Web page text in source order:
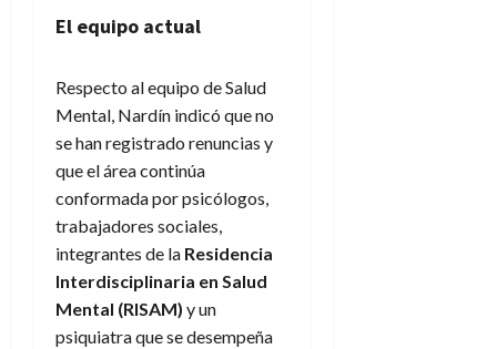
El equipo actual
Respecto al equipo de Salud
Mental, Nardín indicó que no
se han registrado renuncias y
que el área continúa
conformada por psicólogos,
trabajadores sociales,
integrantes de la Residencia
Interdisciplinaria en Salud
Mental (RISAM) y un
psiquiatra que se desempeña